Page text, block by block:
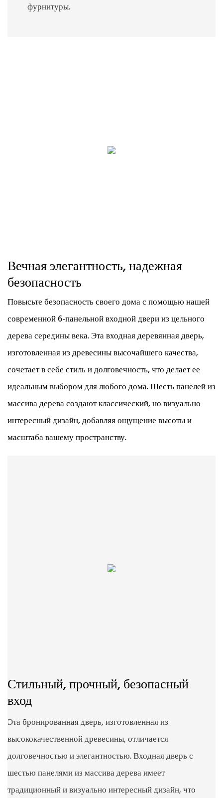
фурнитуры.
Вечная элегантность, надежная
безопасность
Повысьте безопасность своего дома с помощью нашей
современной 6-панельной входной двери из цельного
дерева середины века. Эта входная деревянная дверь,
изготовленная из древесины высочайшего качества,
сочетает в себе стиль и долговечность, что делает ее
идеальным выбором для любого дома. Шесть панелей из
массива дерева создают классический, но визуально
интересный дизайн, добавляя ощущение высоты и
масштаба вашему пространству.
Стильный, прочный, безопасный
вход
Эта бронированная дверь, изготовленная из
высококачественной древесины, отличается
долговечностью и элегантностью. Входная дверь с
шестью панелями из массива дерева имеет
традиционный и визуально интересный дизайн, что